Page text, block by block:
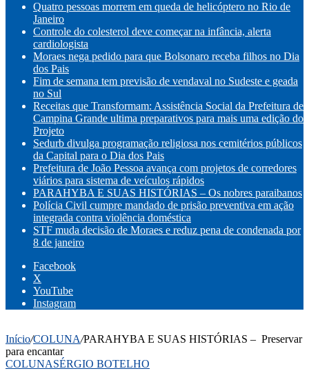
Quatro pessoas morrem em queda de helicóptero no Rio de
Janeiro
Controle do colesterol deve começar na infância, alerta
cardiologista
Moraes nega pedido para que Bolsonaro receba filhos no Dia
dos Pais
Fim de semana tem previsão de vendaval no Sudeste e geada
no Sul
Receitas que Transformam: Assistência Social da Prefeitura de
Campina Grande ultima preparativos para mais uma edição do
Projeto
Sedurb divulga programação religiosa nos cemitérios públicos
da Capital para o Dia dos Pais
Prefeitura de João Pessoa avança com projetos de corredores
viários para sistema de veículos rápidos
PARAHYBA E SUAS HISTÓRIAS – Os nobres paraibanos
Polícia Civil cumpre mandado de prisão preventiva em ação
integrada contra violência doméstica
STF muda decisão de Moraes e reduz pena de condenada por
8 de janeiro
Facebook
X
YouTube
Instagram
Início/COLUNA/PARAHYBA E SUAS HISTÓRIAS – Preservar
para encantar
COLUNASÉRGIO BOTELHO